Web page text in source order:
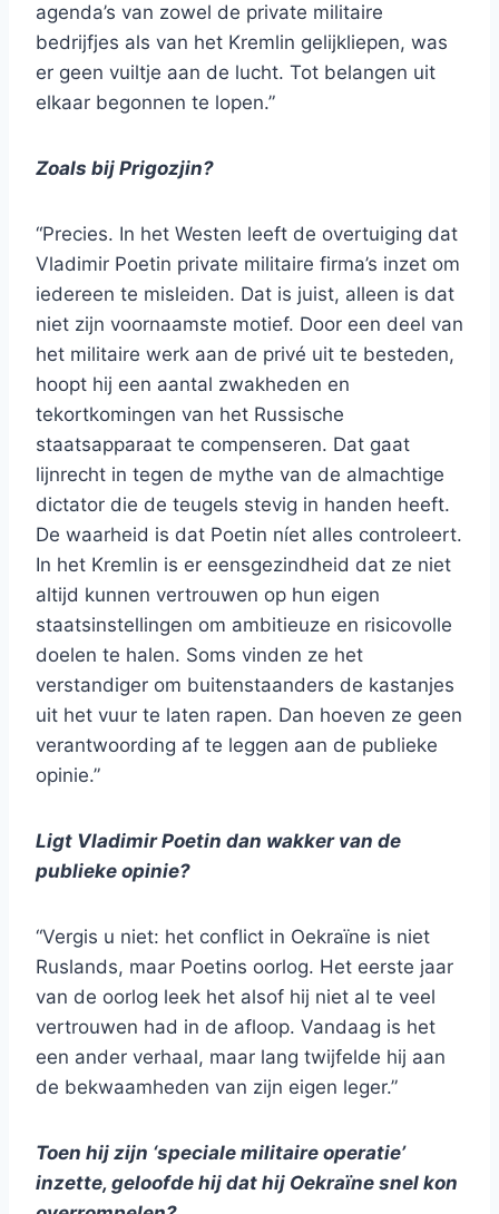
agenda’s van zowel de private militaire
bedrijfjes als van het Kremlin gelijkliepen, was
er geen vuiltje aan de lucht. Tot belangen uit
elkaar begonnen te lopen.”
Zoals bij Prigozjin?
“Precies. In het Westen leeft de overtuiging dat
Vladimir Poetin private militaire firma’s inzet om
iedereen te misleiden. Dat is juist, alleen is dat
niet zijn voornaamste motief. Door een deel van
het militaire werk aan de privé uit te besteden,
hoopt hij een aantal zwakheden en
tekortkomingen van het Russische
staatsapparaat te compenseren. Dat gaat
lijnrecht in tegen de mythe van de almachtige
dictator die de teugels stevig in handen heeft.
De waarheid is dat Poetin níet alles controleert.
In het Kremlin is er eensgezindheid dat ze niet
altijd kunnen vertrouwen op hun eigen
staatsinstellingen om ambitieuze en risicovolle
doelen te halen. Soms vinden ze het
verstandiger om buitenstaanders de kastanjes
uit het vuur te laten rapen. Dan hoeven ze geen
verantwoording af te leggen aan de publieke
opinie.”
Ligt Vladimir Poetin dan wakker van de
publieke opinie?
“Vergis u niet: het conflict in Oekraïne is niet
Ruslands, maar Poetins oorlog. Het eerste jaar
van de oorlog leek het alsof hij niet al te veel
vertrouwen had in de afloop. Vandaag is het
een ander verhaal, maar lang twijfelde hij aan
de bekwaamheden van zijn eigen leger.”
Toen hij zijn ‘speciale militaire operatie’
inzette, geloofde hij dat hij Oekraïne snel kon